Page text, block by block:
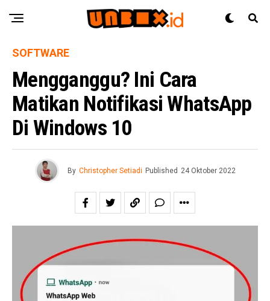
SOFTWARE
Mengganggu? Ini Cara
Matikan Notifikasi WhatsApp
Di Windows 10
By Christopher Setiadi Published 24 Oktober 2022